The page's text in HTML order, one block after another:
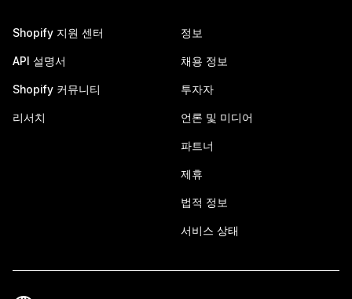
Shopify 지원 센터
API 설명서
Shopify 커뮤니티
리서치
정보
채용 정보
투자자
언론 및 미디어
파트너
제휴
법적 정보
서비스 상태